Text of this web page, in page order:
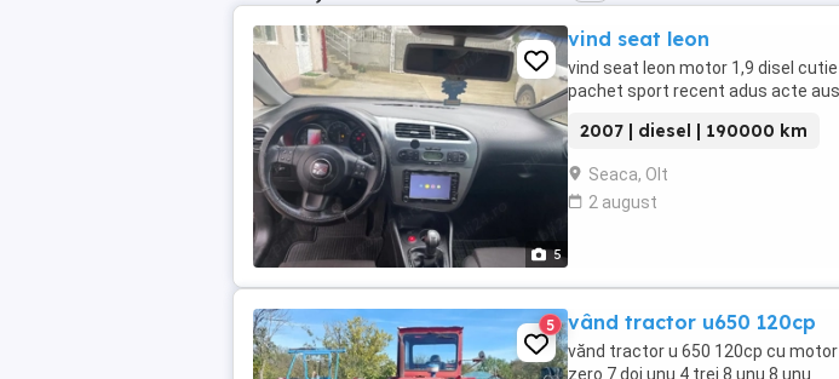
5
vind seat leon
vind seat leon motor 1,9 disel
pachet sport recent adus acte
2007 | diesel | 190000 km
Seaca, Olt
2 august
5 vând tractor u650 120cp
vănd tractor u 650 120cp cu
zero 7 doi unu 4 trei 8 unu 8 unu